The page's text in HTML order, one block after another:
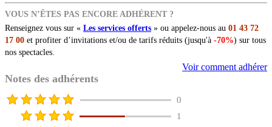
VOUS N’ÊTES PAS ENCORE ADHÉRENT ?
Renseignez vous sur « Les services offerts » ou appelez-nous au 01 43 72
17 00 et profiter d’invitations et/ou de tarifs réduits (jusqu'à -70%) sur tous
nos spectacles.
Voir comment adhérer
Notes des adhérents
0
1